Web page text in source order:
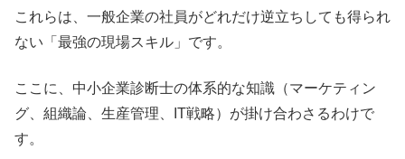
これらは、一般企業の社員がどれだけ逆立ちしても得られ
ない「最強の現場スキル」です。
ここに、中小企業診断士の体系的な知識（マーケティン
グ、組織論、生産管理、IT戦略）が掛け合わさるわけで
す。